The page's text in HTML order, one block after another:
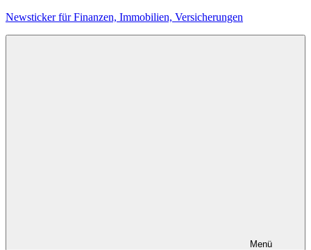
Zum
Newsticker für Finanzen, Immobilien, Versicherungen
Menü